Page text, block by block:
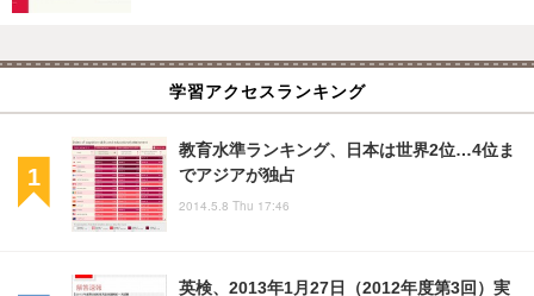
学習アクセスランキング
教育水準ランキング、日本は世界2位…4位ま
でアジアが独占
2014.5.8 Thu 17:46
英検、2013年1月27日（2012年度第3回）実